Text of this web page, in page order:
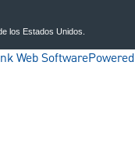
los Estados Unidos.
Powered